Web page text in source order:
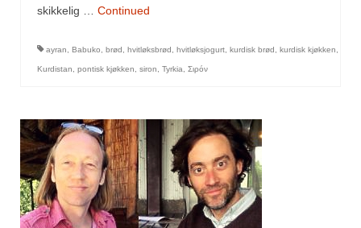
Albóndigaskrydder
Bouquet garni
Cajunkrydder, mildt
Cajunkrydder, sterkt
Estragon
Guindillas
skikkelig … Continued
ayran Babuko brød hvitløksbrød hvitløksjogurt kurdisk brød kurdisk kjøkken
Kurdistan pontisk kjøkken siron Tyrkia Σιρόν